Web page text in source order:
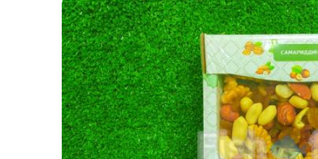
Охлажденная рыба
Березовские полуфабрикаты
Рыба красная с/м
Рыба белая с/м